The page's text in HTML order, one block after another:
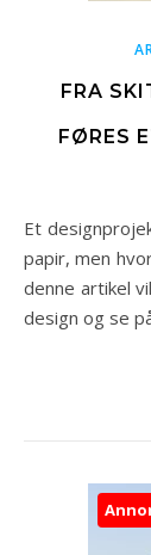
FRA
FØRES
Et designprojekt starter ofte som en idé eller en skitse på
papir, men
denne artikel
design og se